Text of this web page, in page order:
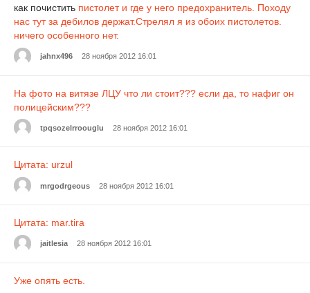
как почистить пистолет и где у него предохранитель. Походу
нас тут за дeбилoв держат.Стрелял я из обоих пистолетов.
ничего особенного нет.
jahnx496 28 ноября 2012 16:01
На фото на витязе ЛЦУ что ли стоит??? если да, то нафиг он
полицейским???
tpqsozelrroouglu 28 ноября 2012 16:01
Цитата: urzul
mrgodrgeous 28 ноября 2012 16:01
Цитата: mar.tira
jaitlesia 28 ноября 2012 16:01
Уже опять есть.